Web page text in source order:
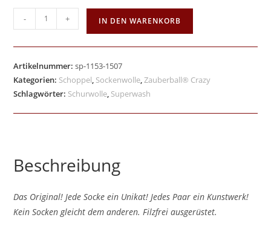
- + IN DEN WARENKORB
Artikelnummer:sp-1153-1507
Kategorien: Schoppel, Sockenwolle,Zauberball® Crazy
Schlagwörter: Schurwolle, Superwash
Beschreibung
Das Original! Jede Socke ein Unikat! Jedes Paar ein Kunstwerk!
Kein Socken gleicht dem anderen. Filzfrei ausgerüstet.